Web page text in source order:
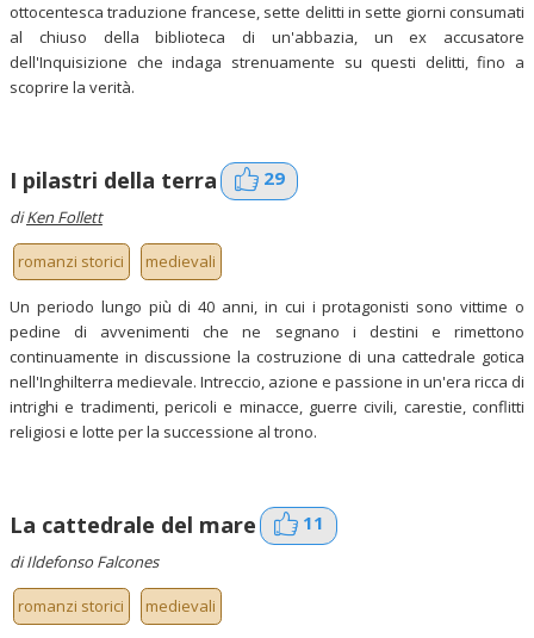
ottocentesca traduzione francese, sette delitti in sette giorni consumati
al chiuso della biblioteca di un'abbazia, un ex accusatore
dell'Inquisizione che indaga strenuamente su questi delitti, fino a
scoprire la verità.
I pilastri della terra 29
diKen Follett
romanzi storici medievali
Un periodo lungo più di 40 anni, in cui i protagonisti sono vittime o
pedine di avvenimenti che ne segnano i destini e rimettono
continuamente in discussione la costruzione di una cattedrale gotica
nell'Inghilterra medievale. Intreccio, azione e passione in un'era ricca di
intrighi e tradimenti, pericoli e minacce, guerre civili, carestie, conflitti
religiosi e lotte per la successione al trono.
La cattedrale del mare 11
di Ildefonso Falcones
romanzi storici medievali